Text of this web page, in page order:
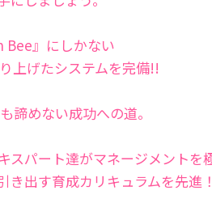
Bee』にしかない
上げたシステムを完備!!
諦めない成功への道。
パート達がマネージメントを
き出す育成カリキュラムを先進！